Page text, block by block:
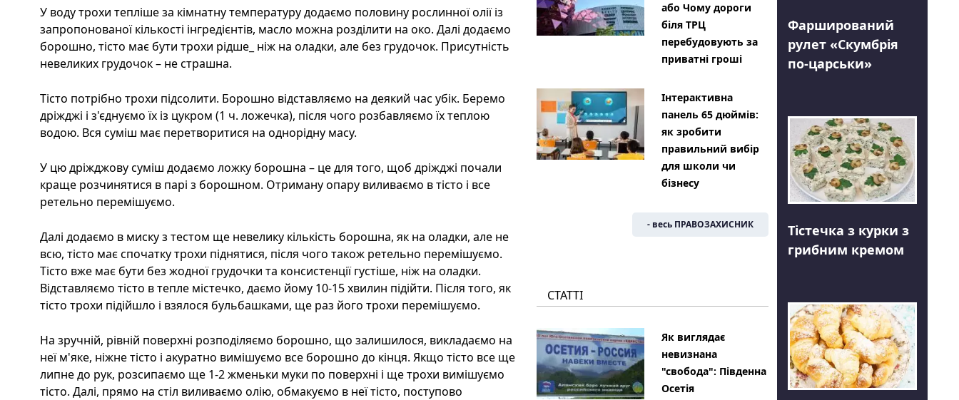
У воду трохи тепліше за кімнатну температуру додаємо половину рослинної олії із
запропонованої кількості інгредієнтів, масло можна розділити на око. Далі додаємо
борошно, тісто має бути трохи рідше_ ніж на оладки, але без грудочок. Присутність
невеликих грудочок – не страшна.
Тісто потрібно трохи підсолити. Борошно відставляємо на деякий час убік. Беремо
дріжджі і з'єднуємо їх із цукром (1 ч. ложечка), після чого розбавляємо їх теплою
водою. Вся суміш має перетворитися на однорідну масу.
У цю дріжджову суміш додаємо ложку борошна – це для того, щоб дріжджі почали
краще розчинятися в парі з борошном. Отриману опару виливаємо в тісто і все
ретельно перемішуємо.
Далі додаємо в миску з тестом ще невелику кількість борошна, як на оладки, але не
всю, тісто має спочатку трохи піднятися, після чого також ретельно перемішуємо.
Тісто вже має бути без жодної грудочки та консистенції густіше, ніж на оладки.
Відставляємо тісто в тепле містечко, даємо йому 10-15 хвилин підійти. Після того, як
тісто трохи підійшло і взялося бульбашками, ще раз його трохи перемішуємо.
На зручній, рівній поверхні розподіляємо борошно, що залишилося, викладаємо на
неї м'яке, ніжне тісто і акуратно вимішуємо все борошно до кінця. Якщо тісто все ще
липне до рук, розсипаємо ще 1-2 жменьки муки по поверхні і ще трохи вимішуємо
тісто. Далі, прямо на стіл виливаємо олію, обмакуємо в неї тісто, поступово
або Чому дороги
біля ТРЦ
перебудовують за
приватні гроші
Інтерактивна
панель 65 дюймів:
як зробити
правильний вибір
для школи чи
бізнесу
- весь ПРАВОЗАХИСНИК
СТАТТІ
Як виглядає
невизнана
"свобода": Південна
Осетія
Фарширований
рулет «Скумбрія
по-царськи»
Тістечка з курки з
грибним кремом